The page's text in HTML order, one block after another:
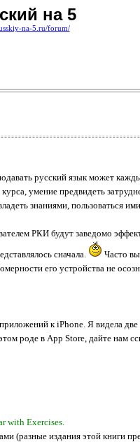
на 5
na-5.ru/forum/
русский язык может
умение предвидеть
знаниями, пользоваться ими.
РКИ будут заведомо
сначала.
Часто
его устройства не
к iPhone. Я видела
роде в Аpp Store, дайте нам
with Exercises.
издания этой книги